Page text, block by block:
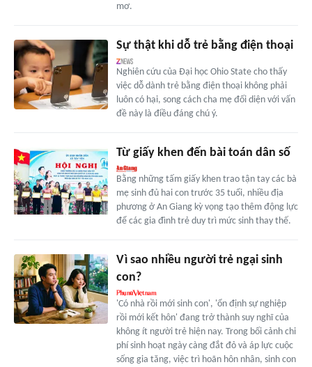
mơ.
Sự thật khi dỗ trẻ bằng điện thoại
Nghiên cứu của Đại học Ohio State cho thấy
việc dỗ dành trẻ bằng điện thoại không phải
luôn có hại, song cách cha mẹ đối diện với vấn
đề này là điều đáng chú ý.
Từ giấy khen đến bài toán dân số
Bằng những tấm giấy khen trao tận tay các bà
mẹ sinh đủ hai con trước 35 tuổi, nhiều địa
phương ở An Giang kỳ vọng tạo thêm động lực
để các gia đình trẻ duy trì mức sinh thay thế.
Vì sao nhiều người trẻ ngại sinh
con?
'Có nhà rồi mới sinh con', 'ổn định sự nghiệp
rồi mới kết hôn' đang trở thành suy nghĩ của
không ít người trẻ hiện nay. Trong bối cảnh chi
phí sinh hoạt ngày càng đắt đỏ và áp lực cuộc
sống gia tăng, việc trì hoãn hôn nhân, sinh con